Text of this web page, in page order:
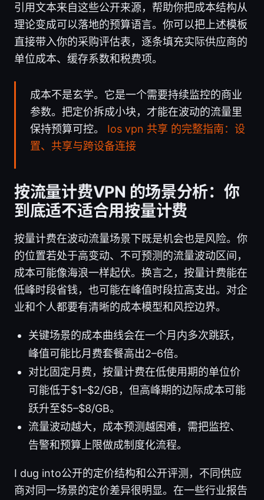
引用文本来自这些公开来源，帮助你把成本结构从
理论变成可以落地的预算语言。你可以把上述模板
直接带入你的采购评估表，逐条填充实际供应商的
单位成本、缓存系数和税费项。
成本不是玄学。它是一个需要持续监控的商业
参数。把定价拆成小块，才能在波动的流量里
保持预算可控。 Ios vpn 共享 的完整指南：设
置、共享与跨设备连接
按流量计费VPN 的场景分析：你
到底适不适合用按量计费
按量计费在波动流量场景下既是机会也是风险。你
的位置若处于高变动、不可预测的流量波动区间，
成本可能像海浪一样起伏。换言之，按量计费能在
低峰时段省钱，也可能在峰值时段拉高支出。对企
业和个人都要有清晰的成本模型和风控边界。
关键场景的成本曲线会在一个月内多次跳跃，
峰值可能比月费套餐高出2–6倍。
对比固定月费，按量计费在低使用期的单位价
可能低于$1–$2/GB，但高峰期的边际成本可能
跃升至$5–$8/GB。
流量波动越大，成本预测越困难，需把监控、
告警和预算上限做成制度化流程。
I dug into公开的定价结构和公开评测，不同供应
商对同一场景的定价差异很明显。在一些行业报告